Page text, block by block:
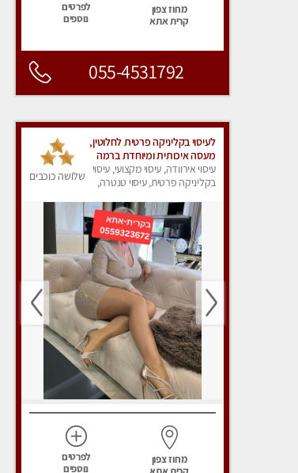
מחוז צפון
קרית אתא
לפרטים
נוספים
055-4531792
לעיסוי בקליניקה פרטית לחלוטין,
מעסה איכותית ומיוחדת ברמה
גבוהה מאוד
עיסוי אירוודה, עיסוי מקצועי, עיסוי
בקליניקה פרטית, עיסוי טנטרה,
שלושה כוכבים
מחוז צפון
לפרטים
נוספים